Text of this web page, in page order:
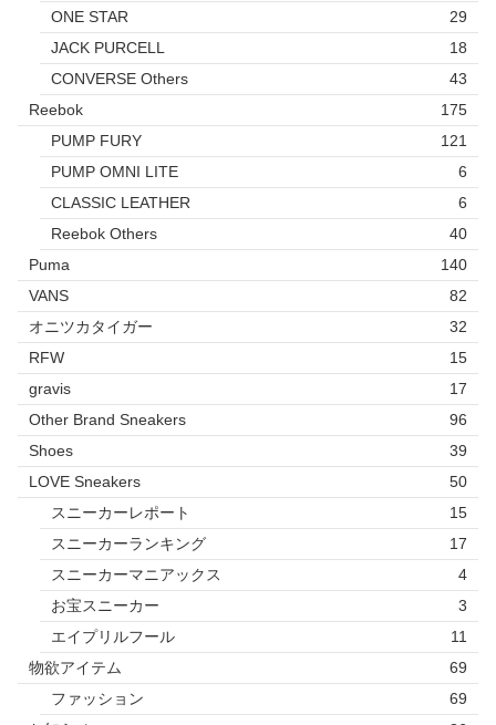
ONE STAR
29
JACK PURCELL
18
CONVERSE Others
43
Reebok
175
PUMP FURY
121
PUMP OMNI LITE
6
CLASSIC LEATHER
6
Reebok Others
40
Puma
140
VANS
82
オニツカタイガー
32
RFW
15
gravis
17
Other Brand Sneakers
96
Shoes
39
LOVE Sneakers
50
スニーカーレポート
15
スニーカーランキング
17
スニーカーマニアックス
4
お宝スニーカー
3
エイプリルフール
11
物欲アイテム
69
ファッション
69